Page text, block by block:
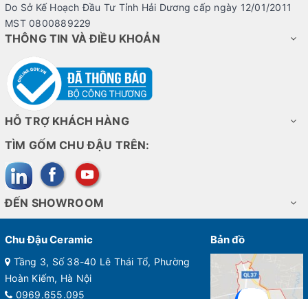
Do Sở Kế Hoạch Đầu Tư Tỉnh Hải Dương cấp ngày 12/01/2011
MST 0800889229
THÔNG TIN VÀ ĐIỀU KHOẢN
HỖ TRỢ KHÁCH HÀNG
TÌM GỐM CHU ĐẬU TRÊN:
ĐẾN SHOWROOM
Chu Đậu Ceramic
Tầng 3, Số 38-40 Lê Thái Tổ, Phường
Hoàn Kiếm, Hà Nội
0969.655.095
Bản đồ